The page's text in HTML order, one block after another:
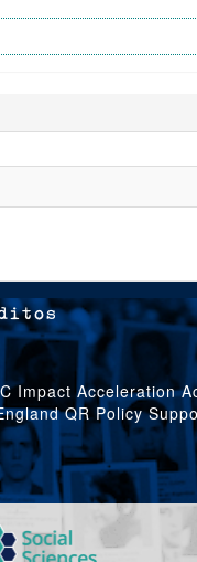
Impact Acceleration
QR Policy